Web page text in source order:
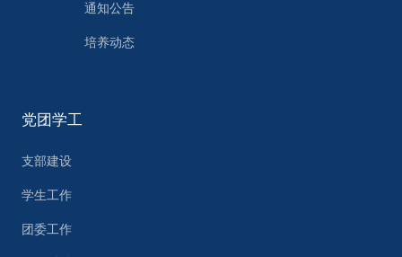
通知公告
培养动态
党团学工
支部建设
学生工作
团委工作